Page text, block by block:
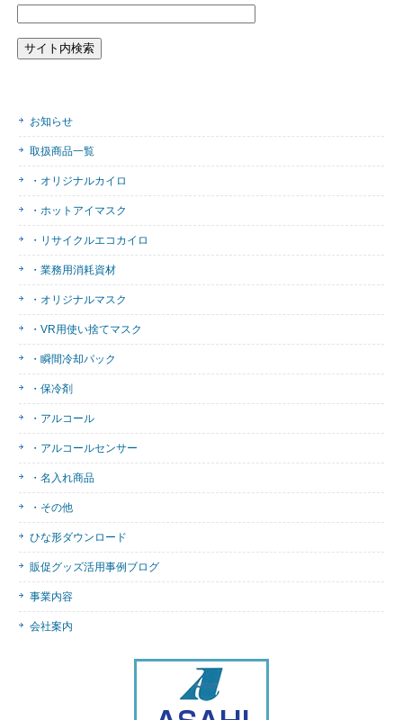
お知らせ
取扱商品一覧
・オリジナルカイロ
・ホットアイマスク
・リサイクルエコカイロ
・業務用消耗資材
・オリジナルマスク
・VR用使い捨てマスク
・瞬間冷却パック
・保冷剤
・アルコール
・アルコールセンサー
・名入れ商品
・その他
ひな形ダウンロード
販促グッズ活用事例ブログ
事業内容
会社案内